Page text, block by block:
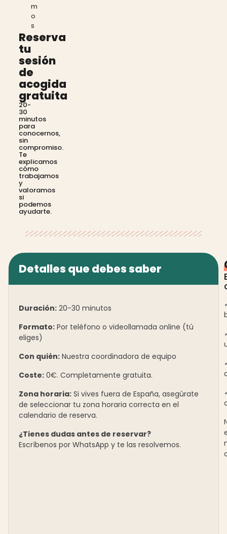
m
o
s
Reserva
tu
sesión
de
acogida
gratuita
20-
30
minutos
para
conocernos,
sin
compromiso.
Te
explicamos
cómo
trabajamos
y
valoramos
si
podemos
ayudarte.
Detalles que debes saber
Duración:20-30 minutos
Formato:Por teléfono o videollamada online (tú
eliges)
Con quién:Nuestra coordinadora de equipo
Coste:0€. Completamente gratuita.
Zona horaria:Si vives fuera de España, asegúrate
de seleccionar tu zona horaria correcta en el
calendario de reserva.
¿Tienes dudas antes de reservar?
Escríbenos por WhatsApp y te las resolvemos.